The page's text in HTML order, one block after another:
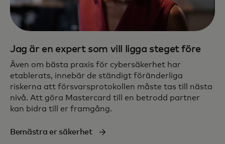
Jag är en expert som vill ligga steget före
Även om bästa praxis för cybersäkerhet har
etablerats, innebär de ständigt föränderliga
riskerna att försvarsprotokollen måste tas till nästa
nivå. Att göra Mastercard till en betrodd partner
kan bidra till er framgång.
Bemästra er säkerhet